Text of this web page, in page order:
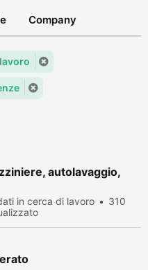
Company
autolavaggio,
in cerca di lavoro
310